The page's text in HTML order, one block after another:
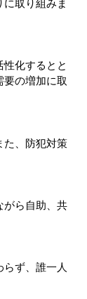
取り組みま
化するとと
の増加に取
た、防犯対策
がら自助、共
ず、誰一人